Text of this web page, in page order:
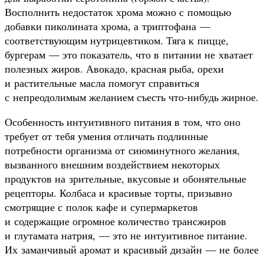
Восполнить недостаток хрома можно с помощью
добавки пиколината хрома, а триптофана —
соответствующим нутрицевтиком. Тяга к пицце,
бургерам — это показатель, что в питании не хватает
полезных жиров. Авокадо, красная рыба, орехи
и растительные масла помогут справиться
с непреодолимым желанием съесть что-нибудь жирное.
Особенность интуитивного питания в том, что оно
требует от тебя умения отличать подлинные
потребности организма от сиюминутного желания,
вызванного внешним воздействием некоторых
продуктов на зрительные, вкусовые и обонятельные
рецепторы. Колбаса и красивые торты, призывно
смотрящие с полок кафе и супермаркетов
и содержащие огромное количество трансжиров
и глутамата натрия, — это не интуитивное питание.
Их заманчивый аромат и красивый дизайн — не более